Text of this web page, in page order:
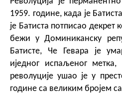
1959. године, када је
је Батиста потписао декрет
бежи у Доминиканску
Батисте, Че Гевара је
иједног испаљеног
револуције ушао је у
године са великим бројем